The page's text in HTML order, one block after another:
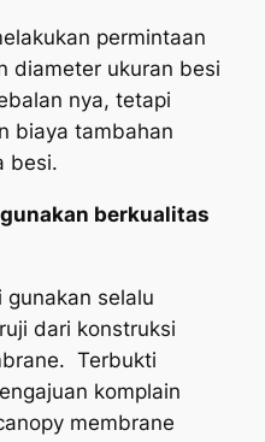
permintaan
diameter ukuran besi
nya, tetapi
biaya tambahan
besi.
berkualitas
gunakan selalu
dari konstruksi
Terbukti
komplain
membrane